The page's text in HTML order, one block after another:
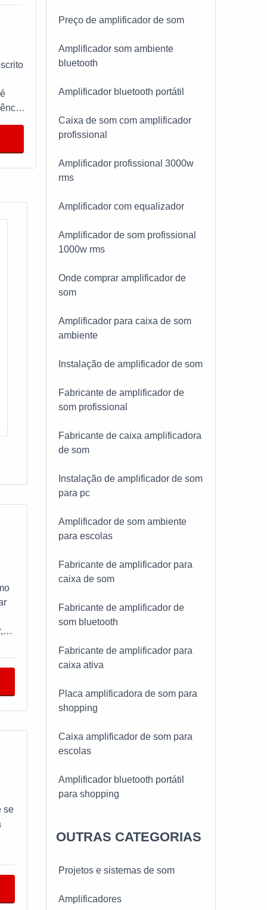
da
da
e
de
e
se
Preço de amplificador de som
Amplificador som ambiente
bluetooth
Amplificador bluetooth portátil
Caixa de som com amplificador
profissional
Amplificador profissional 3000w
rms
Amplificador com equalizador
Amplificador de som profissional
1000w rms
Onde comprar amplificador de
som
Amplificador para caixa de som
ambiente
Instalação de amplificador de som
Fabricante de amplificador de
som profissional
Fabricante de caixa amplificadora
de som
Instalação de amplificador de som
para pc
Amplificador de som ambiente
para escolas
Fabricante de amplificador para
caixa de som
Fabricante de amplificador de
som bluetooth
Fabricante de amplificador para
caixa ativa
Placa amplificadora de som para
shopping
Caixa amplificador de som para
escolas
Amplificador bluetooth portátil
para shopping
antigo
Instalação de caixa de som com
OUTRAS CATEGORIAS
Projetos e sistemas de som
Amplificadores